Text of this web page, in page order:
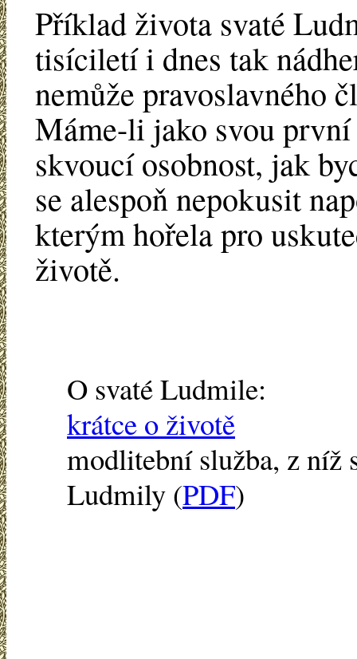
Příklad života svaté
tisíciletí i dnes tak
nemůže pravoslavného
Máme-li jako svou
skvoucí osobnost, jak
se alespoň nepokusit
kterým hořela pro
životě.
O svaté Ludmile:
krátce o životě
modlitební služba, z níž
Ludmily (PDF)